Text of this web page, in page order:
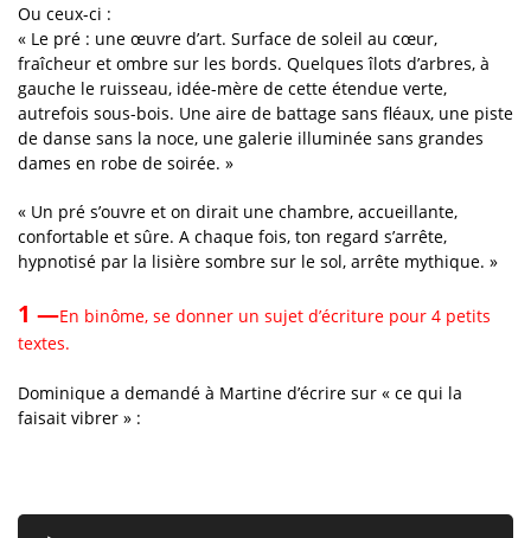
Ou ceux-ci :
« Le pré : une œuvre d’art. Surface de soleil au cœur,
fraîcheur et ombre sur les bords. Quelques îlots d’arbres, à
gauche le ruisseau, idée-mère de cette étendue verte,
autrefois sous-bois. Une aire de battage sans fléaux, une piste
de danse sans la noce, une galerie illuminée sans grandes
dames en robe de soirée. »
« Un pré s’ouvre et on dirait une chambre, accueillante,
confortable et sûre. A chaque fois, ton regard s’arrête,
hypnotisé par la lisière sombre sur le sol, arrête mythique. »
1 —En binôme, se donner un sujet d’écriture pour 4 petits
textes.
Dominique a demandé à Martine d’écrire sur « ce qui la
faisait vibrer » :
Lecteur